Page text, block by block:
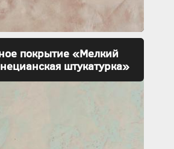
покрытие «Мелкий
штукатурка»